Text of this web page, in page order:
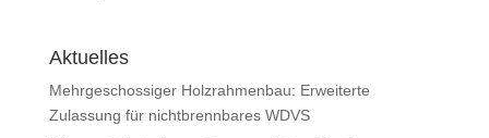
Aktuelles
Mehrgeschossiger Holzrahmenbau: Erweiterte
Zulassung für nichtbrennbares WDVS